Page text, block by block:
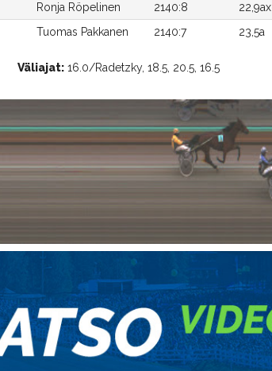
Ronja Röpelinen 2140:8 22,9ax
Tuomas Pakkanen 2140:7 23,5a
Väliajat:16.0/Radetzky, 18.5, 20.5, 16.5